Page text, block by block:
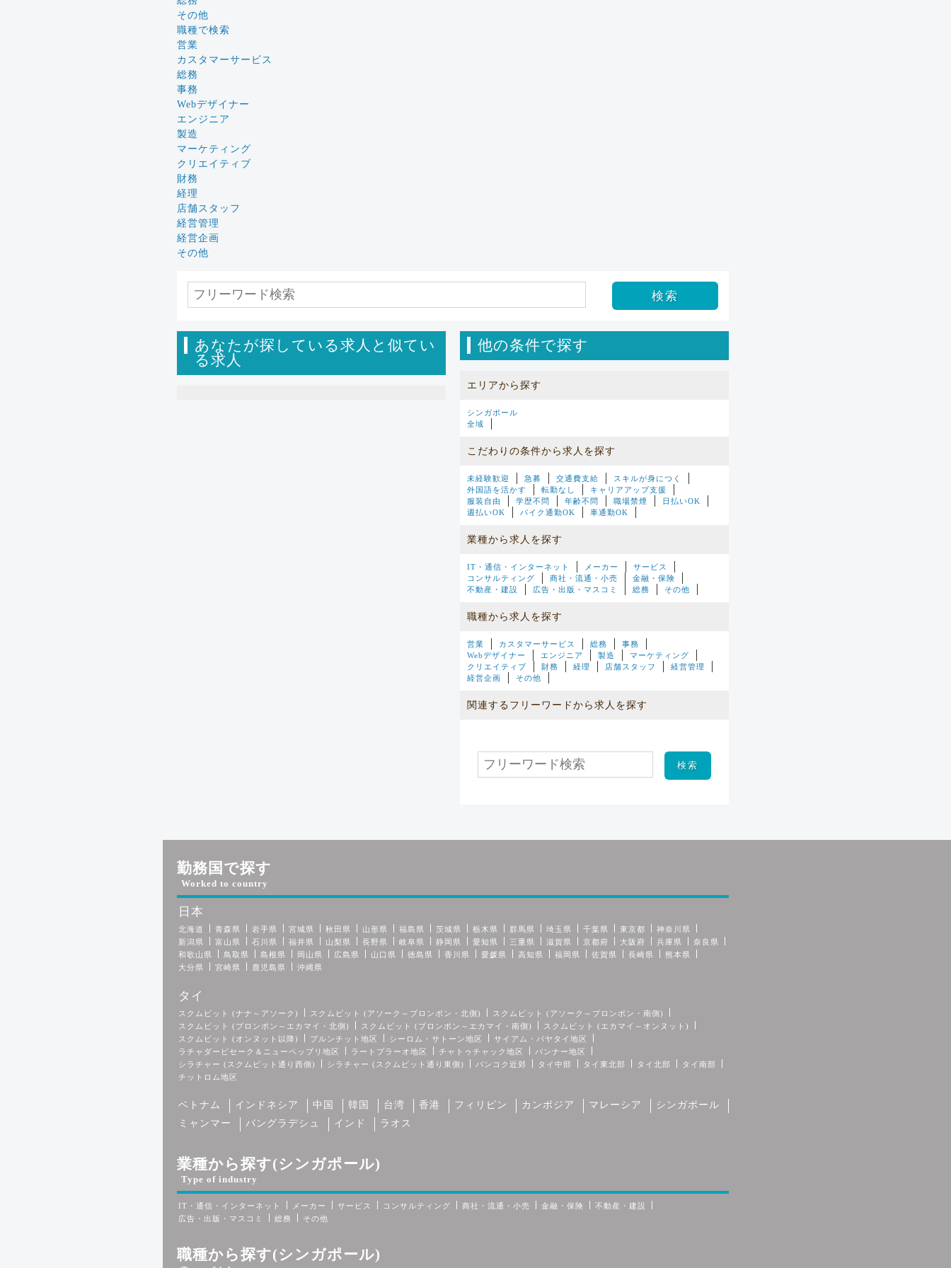
その他
職種で検索
営業
カスタマーサービス
総務
事務
Webデザイナー
エンジニア
製造
マーケティング
クリエイティブ
財務
経理
店舗スタッフ
経営管理
経営企画
その他
あなたが探している求人と似てい
る求人
他の条件で探す
エリアから探す
シンガポール
全域
こだわりの条件から求人を探す
未経験歓迎 急募 交通費支給
スキルが身につく
外国語を活かす
転勤なし
キャリアアップ支援
服装自由
学歴不問 年齢不問 職場禁煙
日払いOK
週払いOK
バイク通勤OK 車通勤OK
業種から求人を探す
IT・通信・インターネット メーカー
サービス
コンサルティング
商社・流通・小売
金融・保険
不動産・建設
広告・出版・マスコミ 総務 その他
職種から求人を探す
営業 カスタマーサービス 総務
事務
Webデザイナー
エンジニア 製造
マーケティング
クリエイティブ
財務 経理 店舗スタッフ
経営管理
経営企画
その他
関連するフリーワードから求人を探す
勤務国で探す
Worked to country
日本
北海道 青森県 岩手県 宮城県 秋田県 山形県 福島県 茨城県 栃木県 群馬県 埼玉県 千葉県 東京都
神奈川県
新潟県
富山県 石川県 福井県 山梨県 長野県 岐阜県 静岡県 愛知県 三重県 滋賀県 京都府 大阪府 兵庫県
奈良県
和歌山県
鳥取県 島根県 岡山県 広島県 山口県 徳島県 香川県 愛媛県 高知県 福岡県 佐賀県 長崎県
熊本県
大分県
宮崎県 鹿児島県 沖縄県
タイ
スクムビット (ナナ～アソーク) スクムビット (アソーク～プロンポン・北側)
スクムビット (アソーク～プロンポン・南側)
スクムビット (プロンポン～エカマイ・北側)
スクムビット (プロンポン～エカマイ・南側)
スクムビット (エカマイ～オンヌット)
スクムビット (オンヌット以降)
プルンチット地区 シーロム・サトーン地区
サイアム・パヤタイ地区
ラチャダーピセーク＆ニューペッブリ地区
ラートプラーオ地区 チャトゥチャック地区
バンナー地区
シラチャー (スクムビット通り西側)
シラチャー (スクムビット通り東側) バンコク近郊 タイ中部 タイ東北部 タイ北部
タイ南部
チットロム地区
ベトナム インドネシア 中国 韓国 台湾 香港 フィリピン カンボジア マレーシア
シンガポール
ミャンマー
バングラデシュ インド ラオス
業種から探す(シンガポール)
Type of industry
IT・通信・インターネット メーカー サービス コンサルティング 商社・流通・小売 金融・保険
不動産・建設
広告・出版・マスコミ
総務 その他
職種から探す(シンガポール)